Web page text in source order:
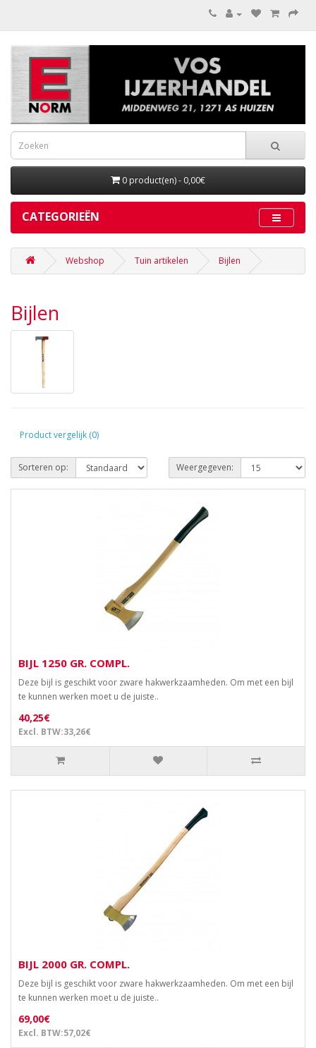
0 product(en) - 0,00€
CATEGORIEËN
Webshop Tuin artikelen Bijlen
Bijlen
Product vergelijk (0)
Sorteren op: Weergegeven:
BIJL 1250 GR. COMPL.
Deze bijl is geschikt voor zware hakwerkzaamheden. Om met een bijl
te kunnen werken moet u de juiste..
40,25€
Excl. BTW:33,26€
BIJL 2000 GR. COMPL.
Deze bijl is geschikt voor zware hakwerkzaamheden. Om met een bijl
te kunnen werken moet u de juiste..
69,00€
Excl. BTW:57,02€